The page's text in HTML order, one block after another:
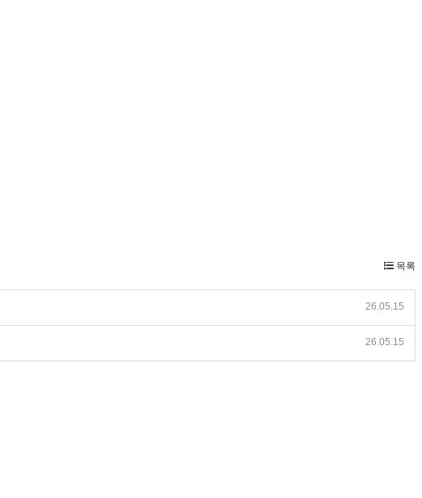
목록
26.05.15
26.05.15